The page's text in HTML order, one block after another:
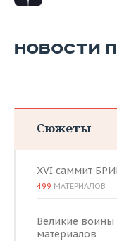
НОВОСТИ
Сюжеты
XVI саммит
499 МАТЕРИАЛОВ
Великие воины
материалов